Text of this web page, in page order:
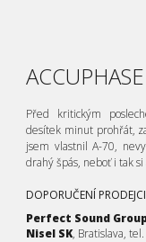
Před kritickým
desítek minut prohřát,
jsem vlastnil A-70,
drahý špás, neboť i tak
DOPORUČENÍ PRODEJCI
Perfect Sound
Nisel SK, Bratislava,